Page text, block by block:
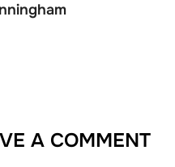
A COMMENT